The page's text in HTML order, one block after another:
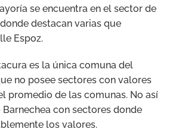
se encuentra en el sector de
destacan varias que
Espoz.
es la única comuna del
no posee sectores con valores
promedio de las comunas. No así
Barnechea con sectores donde
los valores.